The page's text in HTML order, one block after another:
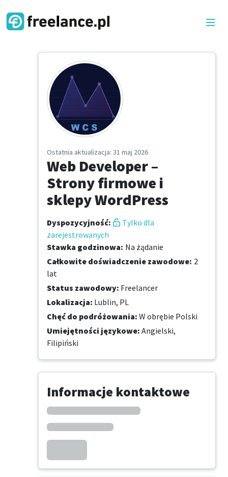
Ostatnia aktualizacja: 31 maj 2026
Web Developer –
Strony firmowe i
sklepy WordPress
Dyspozycyjność:
Tylko dla
zarejestrowanych
Stawka godzinowa: Na żądanie
Całkowite doświadczenie zawodowe: 2
lat
Status zawodowy: Freelancer
Lokalizacja: Lublin, PL
Chęć do podróżowania: W obrębie Polski
Umiejętności językowe: Angielski,
Filipiński
Informacje kontaktowe